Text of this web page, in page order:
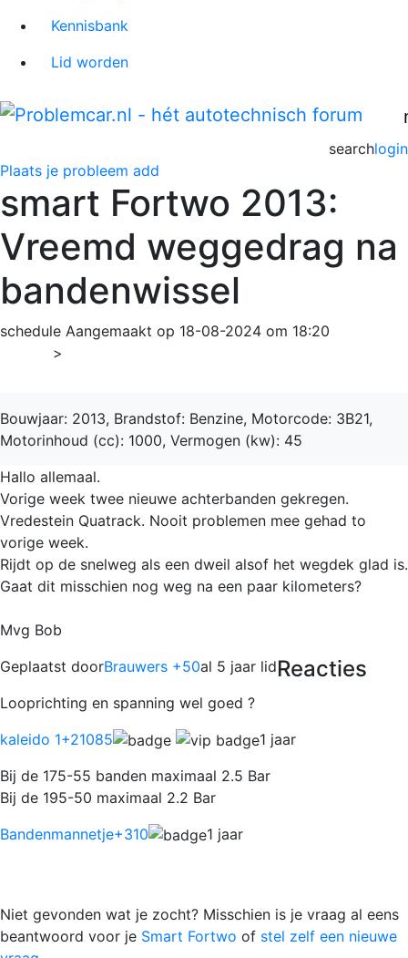
Kennisbank
Lid worden
login
search
Plaats je probleem add
smart Fortwo 2013:
Vreemd weggedrag na
bandenwissel
schedule Aangemaakt op 18-08-2024 om 18:20
>
Bouwjaar: 2013, Brandstof: Benzine, Motorcode: 3B21,
Motorinhoud (cc): 1000, Vermogen (kw): 45
Hallo allemaal.
Vorige week twee nieuwe achterbanden gekregen.
Vredestein Quatrack. Nooit problemen mee gehad to
vorige week.
Rijdt op de snelweg als een dweil alsof het wegdek glad is.
Gaat dit misschien nog weg na een paar kilometers?
Mvg Bob
Geplaatst doorBrauwers +50al 5 jaar lidReacties
Looprichting en spanning wel goed ?
kaleido 1+21085
1 jaar
Bij de 175-55 banden maximaal 2.5 Bar
Bij de 195-50 maximaal 2.2 Bar
Bandenmannetje+310 1 jaar
Niet gevonden wat je zocht? Misschien is je vraag al eens
beantwoord voor je Smart Fortwo of stel zelf een nieuwe